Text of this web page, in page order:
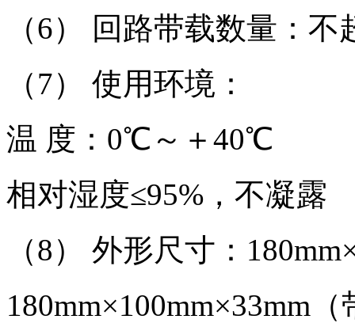
（6） 回路带载数量：不
（7） 使用环境：
温 度：0℃～＋40℃
相对湿度≤95%，不凝露
（8） 外形尺寸：
180mm×100mm×33mm